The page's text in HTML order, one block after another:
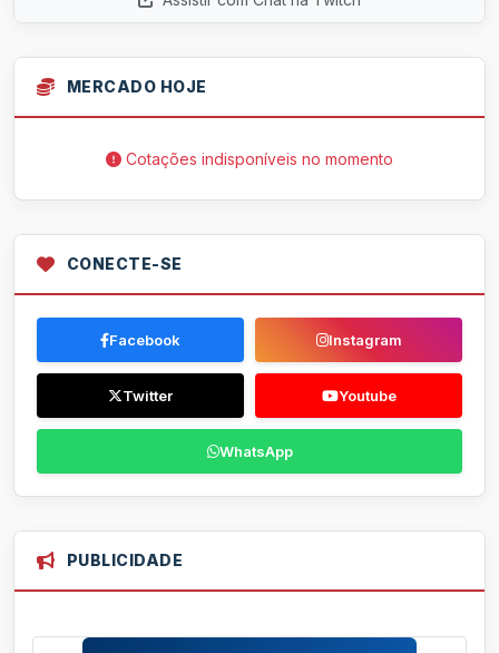
MERCADO HOJE
Cotações indisponíveis no momento
CONECTE-SE
Facebook Instagram
Twitter Youtube
WhatsApp
PUBLICIDADE